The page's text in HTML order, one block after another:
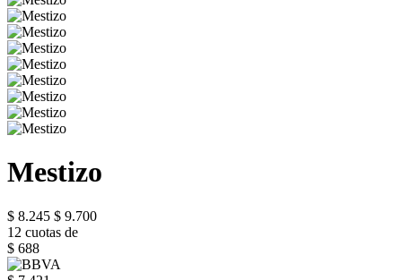
Mestizo
$ 8.245 $ 9.700
12 cuotas de
$ 688